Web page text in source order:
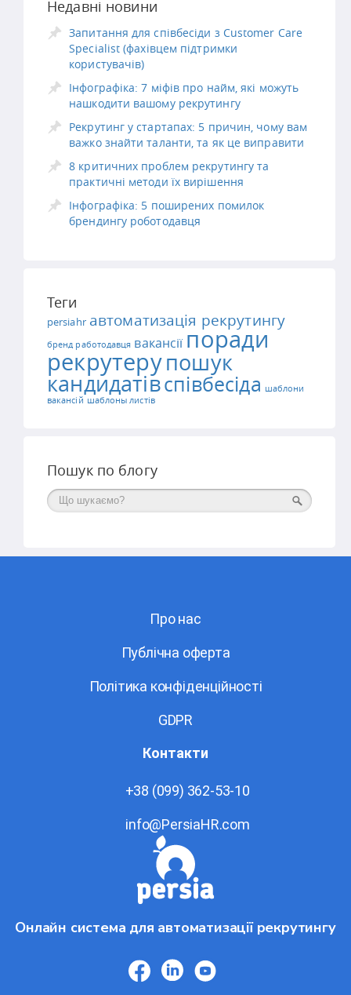
Недавні новини
Запитання для співбесіди з Customer Care
Specialist (фахівцем підтримки
користувачів)
Інфографіка: 7 міфів про найм, які можуть
нашкодити вашому рекрутингу
Рекрутинг у стартапах: 5 причин, чому вам
важко знайти таланти, та як це виправити
8 критичних проблем рекрутингу та
практичні методи їх вирішення
Інфографіка: 5 поширених помилок
брендингу роботодавця
Теги
persiahr автоматизація рекрутингу
бренд работодавця вакансії поради
рекрутерупошук
кандидатівспівбесіда шаблони
вакансій шаблоны листів
Пошук по блогу
Поиск
Онлайн система для автоматизації рекрутингу
Про нас
Публічна оферта
Політика конфіденційності
GDPR
Контакти
+38 (099) 362-53-10
info@PersiaHR.com